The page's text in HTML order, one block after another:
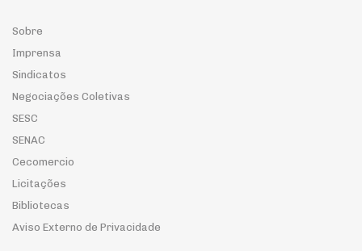
Sobre
Imprensa
Sindicatos
Negociações Coletivas
SESC
SENAC
Cecomercio
Licitações
Bibliotecas
Aviso Externo de Privacidade